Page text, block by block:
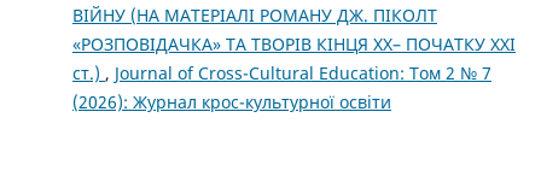
ВІЙНУ (НА МАТЕРІАЛІ РОМАНУ ДЖ. ПІКОЛТ
«РОЗПОВІДАЧКА» ТА ТВОРІВ КІНЦЯ ХХ– ПОЧАТКУ ХХІ
ст.) , Journal of Cross-Cultural Education: Том 2 № 7
(2026): Журнал крос-культурної освіти